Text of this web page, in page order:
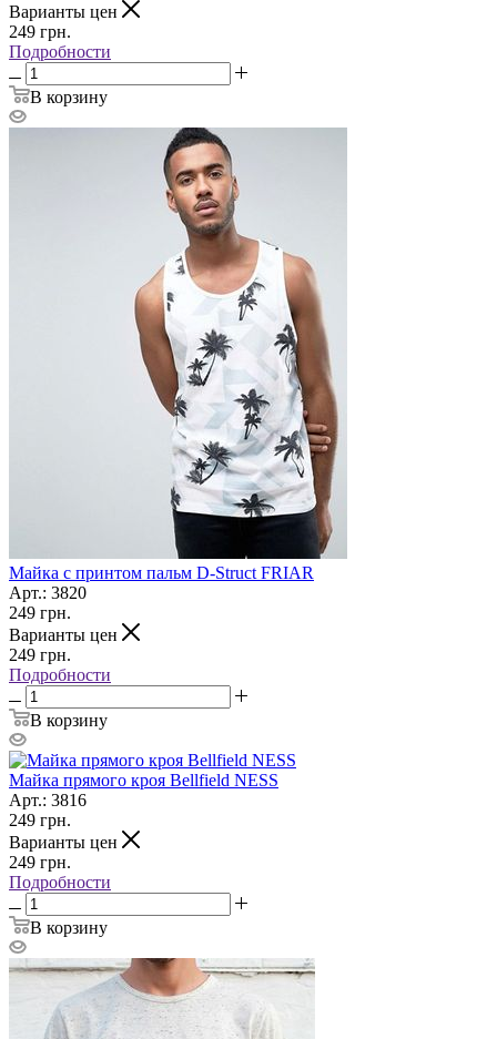
Варианты цен
249 грн.
Подробности
В корзину
Майка с принтом пальм D-Struct FRIAR
Арт.: 3820
249 грн.
Варианты цен
249 грн.
Подробности
В корзину
Майка прямого кроя Bellfield NESS
Арт.: 3816
249 грн.
Варианты цен
249 грн.
Подробности
В корзину